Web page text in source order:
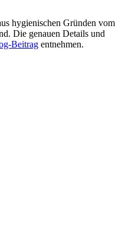
hygienischen Gründen vom
Die genauen Details und
Beitrag entnehmen.